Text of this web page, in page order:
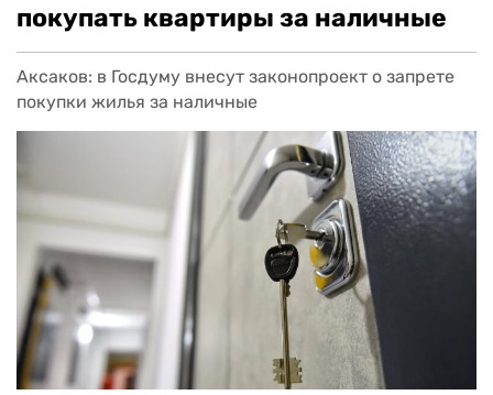
покупать квартиры за наличные
Аксаков: в Госдуму внесут законопроект о запрете
покупки жилья за наличные